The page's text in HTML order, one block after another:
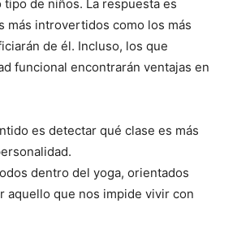
de niños. La respuesta es
más introvertidos como los más
de él. Incluso, los que
funcional encontrarán ventajas en
es detectar qué clase es más
dentro del yoga, orientados
aquello que nos impide vivir con